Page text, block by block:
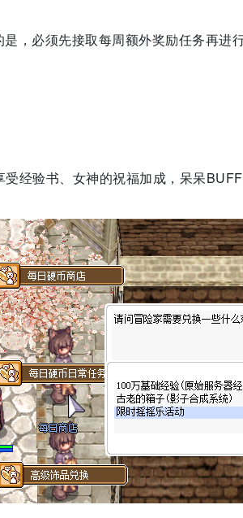
必须先接取每周额外奖励任务再进行
验书、女神的祝福加成，呆呆